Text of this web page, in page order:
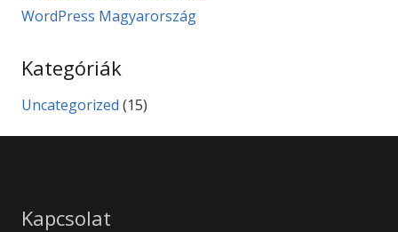
WordPress Magyarország
Kategóriák
Uncategorized (15)
Kapcsolat